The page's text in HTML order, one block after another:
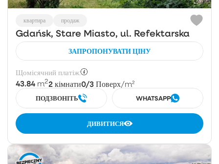
квартира продаж
Gdańsk, Stare Miasto, ul. Refektarska
ЗАПРОПОНУВАТИ ЦІНУ
Щомісячний платіж:
43.84 m22 кімнати0/3 Поверх/m²
ПОДЗВОНІТЬ WHATSAPP
ДИВИТИСЯ